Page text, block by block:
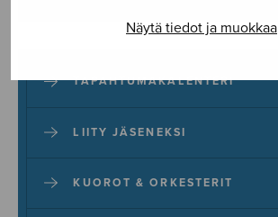
Näytä tiedot ja muokkaa
TAPAHTUMAKALENTERI
LIITY JÄSENEKSI
KUOROT & ORKESTERIT